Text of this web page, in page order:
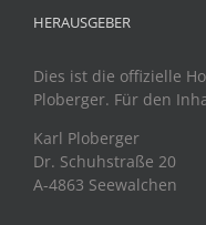
HERAUSGEBER
Dies ist die offizielle
Ploberger. Für den
Karl Ploberger
Dr. Schuhstraße 20
A-4863 Seewalchen